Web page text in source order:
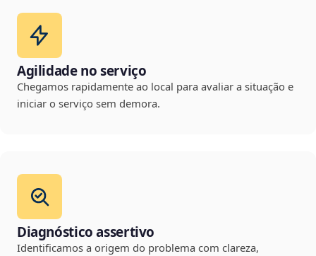
Agilidade no serviço
Chegamos rapidamente ao local para avaliar a situação e
iniciar o serviço sem demora.
Diagnóstico assertivo
Identificamos a origem do problema com clareza,